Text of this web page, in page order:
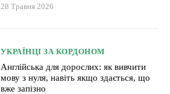
28 Травня 2026
УКРАЇНЦІ ЗА КОРДОНОМ
Англійська для дорослих: як вивчити
мову з нуля, навіть якщо здається, що
вже запізно